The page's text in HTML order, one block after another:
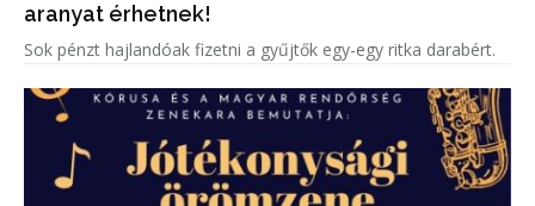
aranyat érhetnek!
Sok pénzt hajlandóak fizetni a gyűjtők egy-egy ritka darabért.